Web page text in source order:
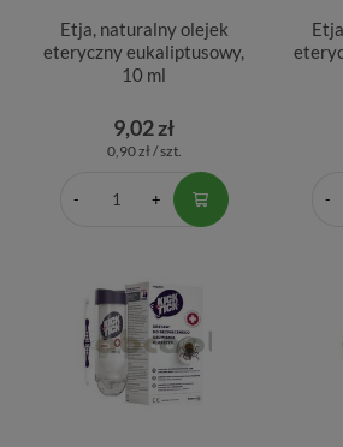
Etja, naturalny olejek
eteryczny eukaliptusowy,
10 ml
9,02 zł
0,90 zł / szt.